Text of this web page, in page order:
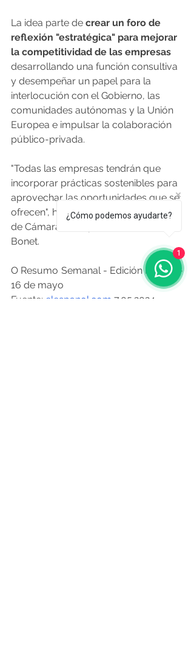
La idea parte de crear un foro de
reflexión "estratégica" para mejorar
la competitividad de las empresas
desarrollando una función consultiva
y desempeñar un papel para la
interlocución con el Gobierno, las
comunidades autónomas y la Unión
Europea e impulsar la colaboración
público-privada.
"Todas las empresas tendrán que
incorporar prácticas sostenibles para
aprovechar las oportunidades que se
ofrecen", ha asegurado el presidente
de Cámara de España, José Luis
Bonet.
O Resumo Semanal - Edición Nº 596 -
16 de mayo
Fuente: elespanol.com 7.05.2024
¿Cómo podemos ayudarte?
1